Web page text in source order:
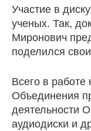
Участие в
ученых. Так,
Миронович
поделился
Всего в
Объединения
деятельности
аудиодиски и